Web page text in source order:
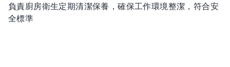
負責廚房衛生定期清潔保養，確保工作環境整潔，符合安
全標準